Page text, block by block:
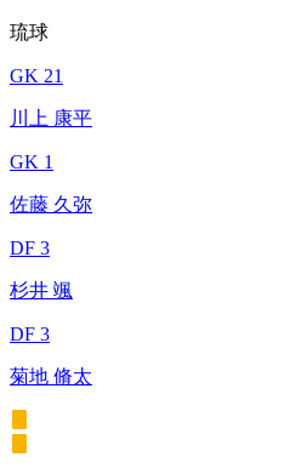
琉球
GK 21
川上 康平
GK 1
佐藤 久弥
DF 3
杉井 颯
DF 3
菊地 脩太